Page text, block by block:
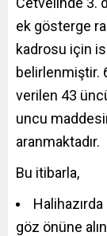
ek gösterge
kadrosu için
belirlenmiştir.
verilen 43
uncu
aranmaktadır.
Bu itibarla,
göz önüne